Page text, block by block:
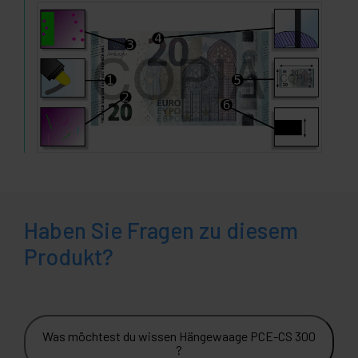
Haben Sie Fragen zu diesem
Produkt?
Was möchtest du wissen Hängewaage PCE-CS 300
?